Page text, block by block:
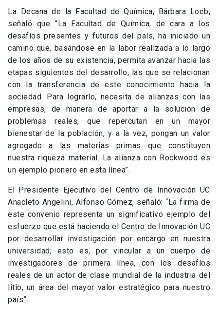
La Decana de la Facultad de Química, Bárbara Loeb,
señaló que “La Facultad de Química, de cara a los
desafíos presentes y futuros del país, ha iniciado un
camino que, basándose en la labor realizada a lo largo
de los años de su existencia, permita avanzar hacia las
etapas siguientes del desarrollo, las que se relacionan
con la transferencia de este conocimiento hacia la
sociedad. Para lograrlo, necesita de alianzas con las
empresas, de manera de aportar a la solución de
problemas reales, que repercutan en un mayor
bienestar de la población, y a la vez, pongan un valor
agregado a las materias primas que constituyen
nuestra riqueza material. La alianza con Rockwood es
un ejemplo pionero en esta línea”.
El Presidente Ejecutivo del Centro de Innovación UC
Anacleto Angelini, Alfonso Gómez, señaló: “La firma de
este convenio representa un significativo ejemplo del
esfuerzo que está haciendo el Centro de Innovación UC
por desarrollar investigación por encargo en nuestra
universidad; esto es, por vincular a un cuerpo de
investigadores de primera línea, con los desafíos
reales de un actor de clase mundial de la industria del
litio, un área del mayor valor estratégico para nuestro
país”.